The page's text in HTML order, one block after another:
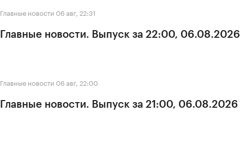
Главные новости 06 авг, 22:31
Главные новости. Выпуск за 22:00, 06.08.2026
Главные новости 06 авг, 22:00
Главные новости. Выпуск за 21:00, 06.08.2026